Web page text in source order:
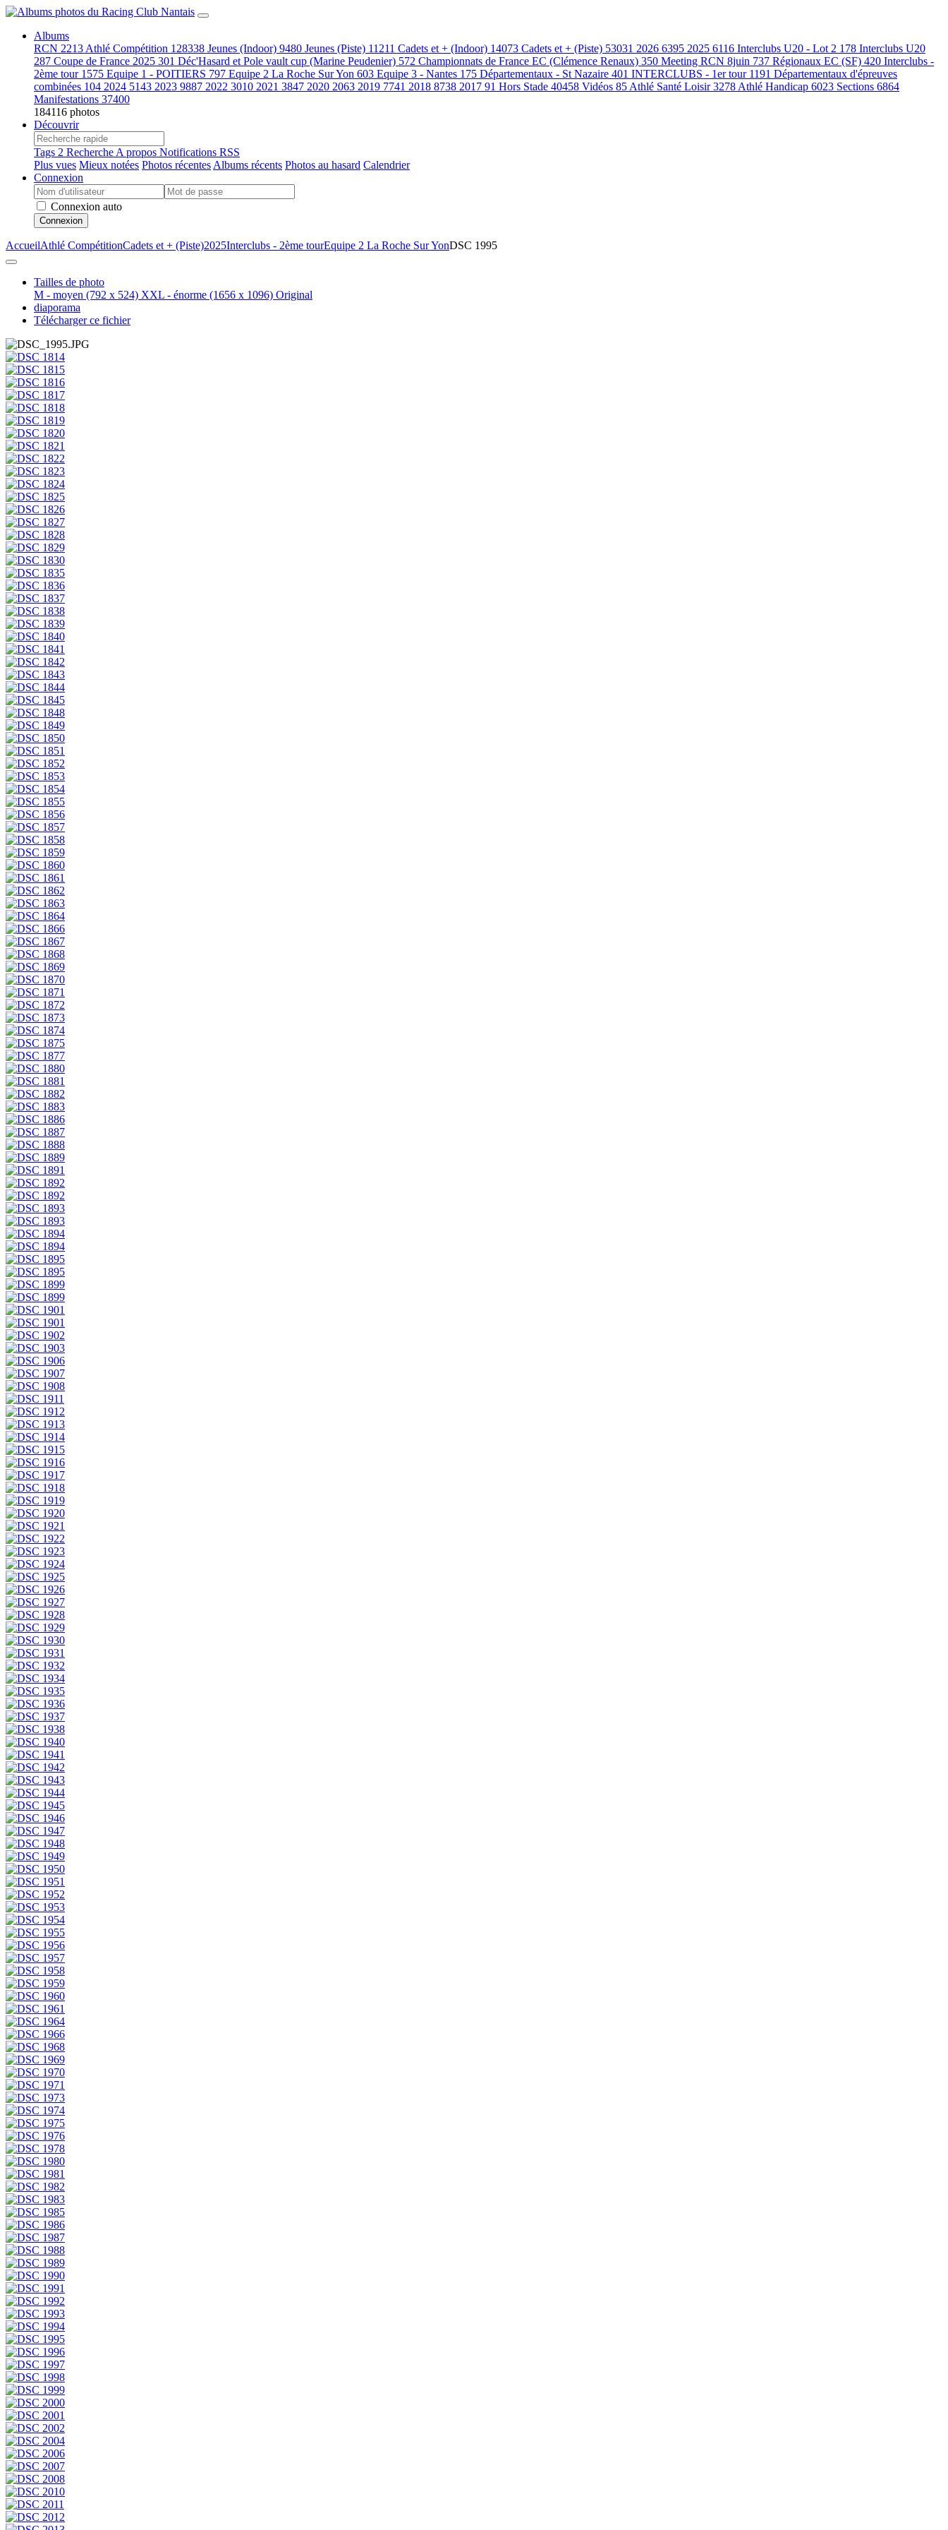
Albums
RCN 2213 Athlé Compétition 128338 Jeunes (Indoor) 9480 Jeunes (Piste) 11211 Cadets et + (Indoor) 14073 Cadets et + (Piste) 53031 2026 6395 2025 6116 Interclubs U20 - Lot 2 178 Interclubs U20
287 Coupe de France 2025 301 Déc'Hasard et Pole vault cup (Marine Peudenier) 572 Championnats de France EC (Clémence Renaux) 350 Meeting RCN 8juin 737 Régionaux EC (SF) 420 Interclubs -
2ème tour 1575 Equipe 1 - POITIERS 797 Equipe 2 La Roche Sur Yon 603 Equipe 3 - Nantes 175 Départementaux - St Nazaire 401 INTERCLUBS - 1er tour 1191 Départementaux d'épreuves
combinées 104 2024 5143 2023 9887 2022 3010 2021 3847 2020 2063 2019 7741 2018 8738 2017 91 Hors Stade 40458 Vidéos 85 Athlé Santé Loisir3278 Athlé Handicap 6023 Sections 6864
Manifestations 37400
184116 photos
Découvrir
Tags 2 Recherche A propos Notifications RSS
Plus vues Mieux notées Photos récentes Albums récents Photos au hasard Calendrier
Connexion
Connexion auto
Connexion
AccueilAthlé CompétitionCadets et + (Piste)2025Interclubs - 2ème tourEquipe 2 La Roche Sur YonDSC 1995
Tailles de photo
M - moyen (792 x 524) XXL - énorme (1656 x 1096) Original
diaporama
Télécharger ce fichier